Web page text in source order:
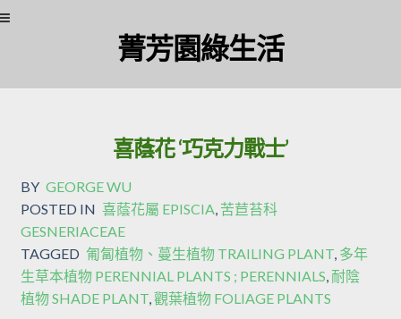
菁芳園綠生活
喜蔭花 ‘巧克力戰士’
BY GEORGE WU
POSTED IN 喜蔭花屬 EPISCIA, 苦苣苔科
GESNERIACEAE
TAGGED 匍匐植物、蔓生植物 TRAILING PLANT, 多年
生草本植物 PERENNIAL PLANTS ; PERENNIALS,耐陰
植物 SHADE PLANT,觀葉植物 FOLIAGE PLANTS